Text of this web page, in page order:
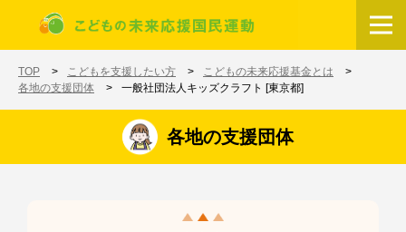
メインコンテンツに移動
TOP こどもを支援したい方
こどもの未来応援基金とは
各地の支援団体
一般社団法人キッズクラフト [東京都]
各地の支援団体